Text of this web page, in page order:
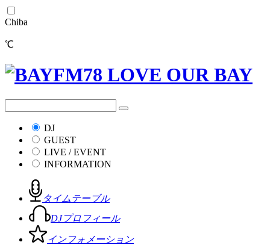
Chiba
℃
DJ
GUEST
LIVE / EVENT
INFORMATION
タイムテーブル
DJプロフィール
インフォメーション